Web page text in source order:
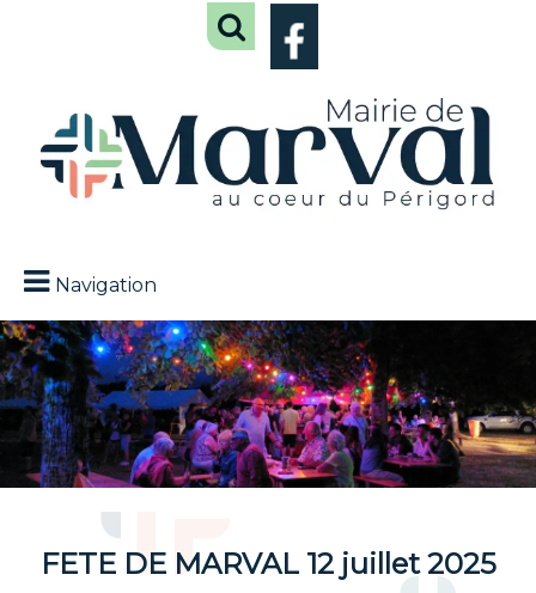
Navigation
FETE DE MARVAL 12 juillet 2025